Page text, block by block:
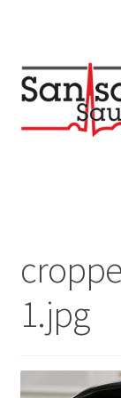
UNSERE KURSE
Infos /
1.jpg